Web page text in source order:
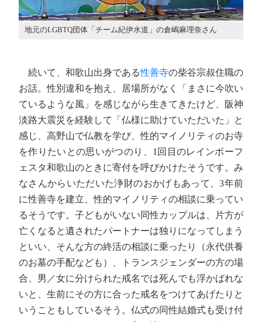
地元のLGBTQ団体「チーム紀伊水道」の倉嶋麻理奈さん
続いて、和歌山出身である性善寺の柴谷宗叔住職の
お話。性別違和を抱え、居場所がなく「まさに今吹い
ているような風」を感じながら生きてきたけど、阪神
淡路大震災を経験して「仏様に助けていただいた」と
感じ、高野山で仏教を学び、性的マイノリティのお寺
を作りたいとの思いがつのり、1回目のレインボーフ
ェスタ和歌山のときに寄付を呼びかけたそうです。み
なさんからいただいた浄財のおかげもあって、3年前
に性善寺を建立、性的マイノリティの相談に乗ってい
るそうです。子どもがいない同性カップルは、片方が
亡くなると遺されたパートナーは独りになってしまう
といい、そんな方の終活の相談に乗ったり（永代供養
のお墓の手配なども）、トランスジェンダーの方の場
合、男／女に分けられた戒名では死んでも浮かばれな
いと、生前にその方に合った戒名をつけてあげたりと
いうこともしているそう。仏式の同性結婚式も受け付